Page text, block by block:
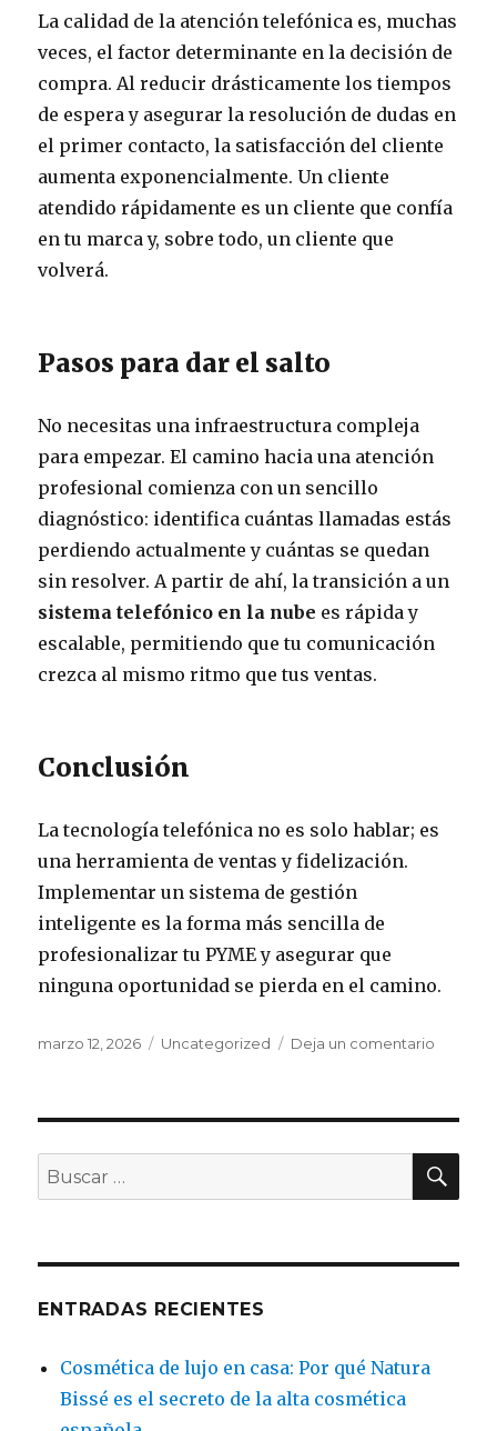
La calidad de la atención telefónica es, muchas
veces, el factor determinante en la decisión de
compra. Al reducir drásticamente los tiempos
de espera y asegurar la resolución de dudas en
el primer contacto, la satisfacción del cliente
aumenta exponencialmente. Un cliente
atendido rápidamente es un cliente que confía
en tu marca y, sobre todo, un cliente que
volverá.
Pasos para dar el salto
No necesitas una infraestructura compleja
para empezar. El camino hacia una atención
profesional comienza con un sencillo
diagnóstico: identifica cuántas llamadas estás
perdiendo actualmente y cuántas se quedan
sin resolver. A partir de ahí, la transición a un
sistema telefónico en la nube es rápida y
escalable, permitiendo que tu comunicación
crezca al mismo ritmo que tus ventas.
Conclusión
La tecnología telefónica no es solo hablar; es
una herramienta de ventas y fidelización.
Implementar un sistema de gestión
inteligente es la forma más sencilla de
profesionalizar tu PYME y asegurar que
ninguna oportunidad se pierda en el camino.
Publicado
marzo 12, 2026 Categorías
Uncategorized Deja un comentario
de
Buscar
por:
ENTRADAS RECIENTES
Cosmética de lujo en casa: Por qué Natura
Bissé es el secreto de la alta cosmética